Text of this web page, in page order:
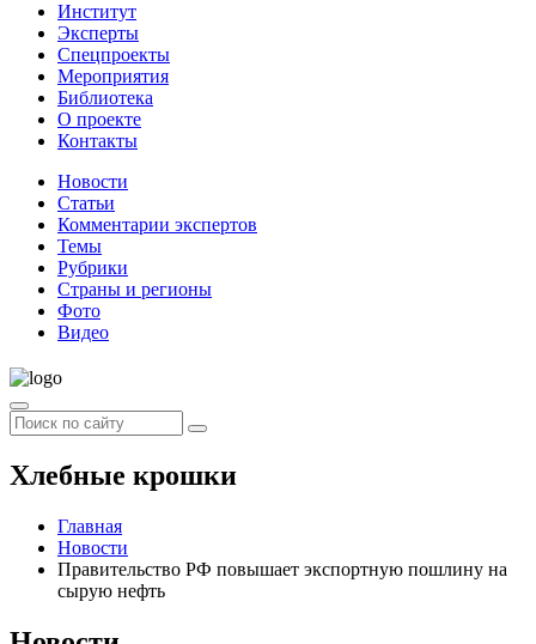
Институт
Эксперты
Спецпроекты
Мероприятия
Библиотека
О проекте
Контакты
Новости
Статьи
Комментарии экспертов
Темы
Рубрики
Страны и регионы
Фото
Видео
Хлебные крошки
Главная
Новости
Правительство РФ повышает экспортную пошлину на
сырую нефть